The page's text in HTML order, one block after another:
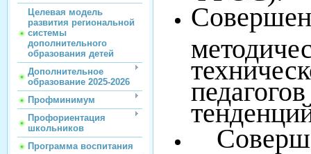
Целевая модель
развития региональной
системы
дополнительного
образования детей
Дополнительное
образование 2025-2026
Профминимум
Профориентация
школьников
Программа воспитания